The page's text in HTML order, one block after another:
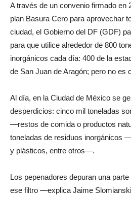
A través de un convenio firmado en
plan Basura Cero para aprovechar
ciudad, el Gobierno del DF (GDF)
para que utilice alrededor de 800
inorgánicos cada día: 400 de la
de San Juan de Aragón; pero no es
Al día, en la Ciudad de México se
desperdicios: cinco mil toneladas
—restos de comida o productos
toneladas de residuos inorgánicos
y plásticos, entre otros—.
Los pepenadores depuran una
ese filtro —explica Jaime